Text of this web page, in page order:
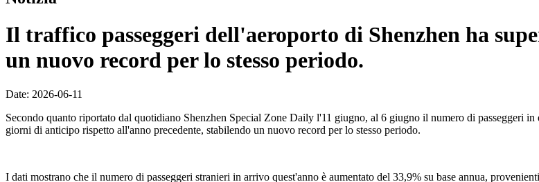
Il traffico passeggeri dell'aeroporto di Shenzhen ha
un nuovo record per lo stesso periodo.
Date: 2026-06-11
Secondo quanto riportato dal quotidiano Shenzhen Special Zone Daily l'11 giugno, al 6 giugno il numero di passeggeri
giorni di anticipo rispetto all'anno precedente, stabilendo un nuovo record per lo stesso periodo.
I dati mostrano che il numero di passeggeri stranieri in arrivo quest'anno è aumentato del 33,9% su base annua,